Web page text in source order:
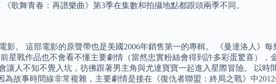
歌舞青春：再譜樂曲》第3季在集數和拍攝地點都跟頭兩季不同。
。 這部電影的原聲帶也是美國2006年銷售第一的專輯。 《曼達洛人》每
戰作品也不會看不懂主要劇情（當然忠實粉絲會得到許多彩蛋驚喜），金
人不知不覺入坑，彷彿跟著男主角與尤達寶寶一起進入星際冒險。 以時
故事時間線非常複雜，主要劇情是接在《復仇者聯盟：終局之戰》中